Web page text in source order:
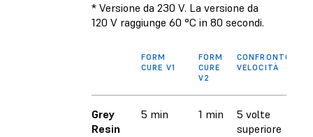
* Versione da 230 V. La versione da
120 V raggiunge 60 °C in 80 secondi.
FORM
CURE V1
FORM
CURE
V2
CONFRONTO
VELOCITÀ
Grey
Resin
5 min 1 min
5 volte
superiore